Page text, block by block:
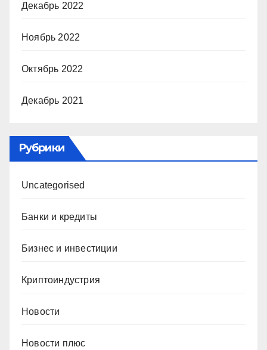
Декабрь 2022
Ноябрь 2022
Октябрь 2022
Декабрь 2021
Рубрики
Uncategorised
Банки и кредиты
Бизнес и инвестиции
Криптоиндустрия
Новости
Новости плюс